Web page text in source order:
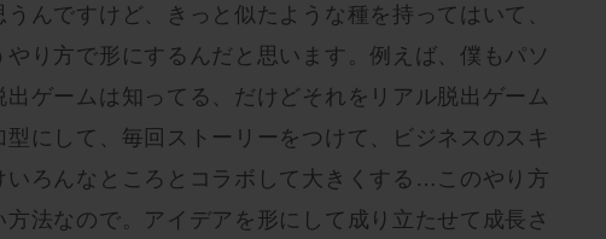
んですけど、きっと似たような種を持ってはいて、
り方で形にするんだと思います。例えば、僕もパソ
出ゲームは知ってる、だけどそれをリアル脱出ゲーム
にして、毎回ストーリーをつけて、ビジネスのスキ
いろんなところとコラボして大きくする…このやり方
法なので。アイデアを形にして成り立たせて成長さ